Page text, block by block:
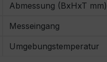
Abmessung (BxHxT mm)
Messeingang
Umgebungstemperatur